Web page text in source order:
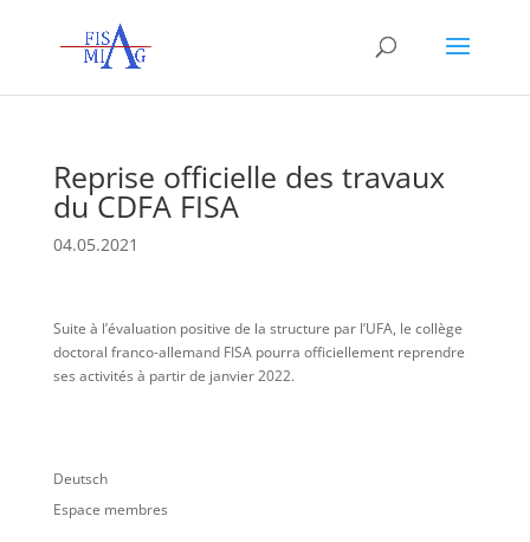
Reprise officielle des travaux
du CDFA FISA
04.05.2021
Suite à l’évaluation positive de la structure par l’UFA, le collège
doctoral franco-allemand FISA pourra officiellement reprendre
ses activités à partir de janvier 2022.
Deutsch
Espace membres